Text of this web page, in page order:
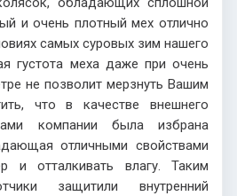
и очень плотный мех отлично
самых суровых зим нашего
густота меха даже при очень
не позволит мерзнуть Вашим
что в качестве внешнего
компании была избрана
отличными свойствами
и отталкивать влагу. Таким
защитили внутренний